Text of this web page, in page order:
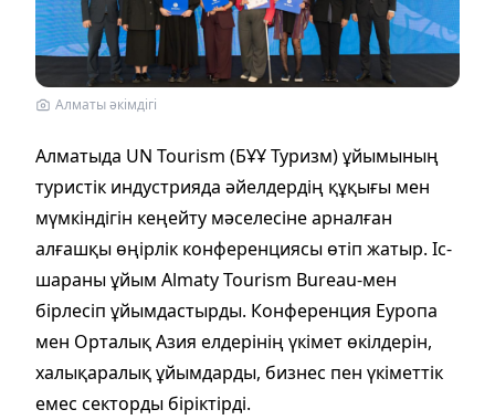
Алматы әкімдігі
Алматыда UN Tourism (БҰҰ Туризм) ұйымының
туристік индустрияда әйелдердің құқығы мен
мүмкіндігін кеңейту мәселесіне арналған
алғашқы өңірлік конференциясы өтіп жатыр. Іс-
шараны ұйым Almaty Tourism Bureau-мен
бірлесіп ұйымдастырды. Конференция Еуропа
мен Орталық Азия елдерінің үкімет өкілдерін,
халықаралық ұйымдарды, бизнес пен үкіметтік
емес секторды біріктірді.